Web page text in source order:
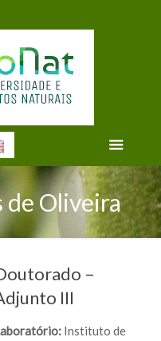
de Oliveira
–
III
Instituto de